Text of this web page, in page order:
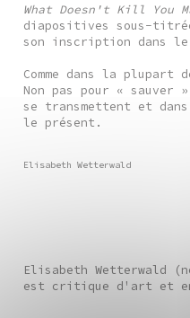
What Doesn't Kill You
diapositives sous-
son inscription dans
Comme dans la
Non pas pour « sauver
se transmettent et
le présent.
Elisabeth Wetterwald
Elisabeth Wetterwald
est critique d'art et